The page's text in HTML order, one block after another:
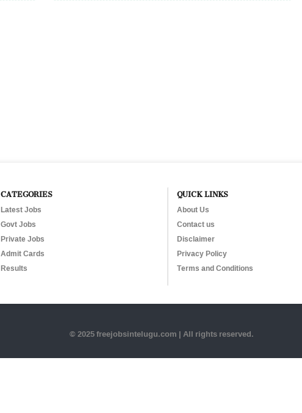
CATEGORIES
Latest Jobs
Govt Jobs
Private Jobs
Admit Cards
Results
QUICK LINKS
About Us
Contact us
Disclaimer
Privacy Policy
Terms and Conditions
© 2025 freejobsintelugu.com | All rights reserved.